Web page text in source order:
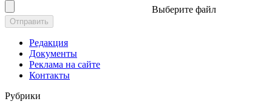
Выберите файл
Отправить
Редакция
Документы
Реклама на сайте
Контакты
Рубрики